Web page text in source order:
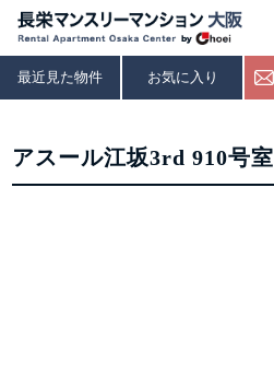
最近見た物件 お気に入り
アスール江坂3rd 910号室